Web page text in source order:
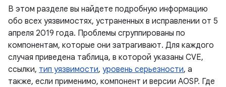
В этом разделе вы найдете подробную информацию
обо всех уязвимостях, устраненных в исправлении от 5
апреля 2019 года. Проблемы сгруппированы по
компонентам, которые они затрагивают. Для каждого
случая приведена таблица, в которой указаны CVE,
ссылки, тип уязвимости, уровень серьезности, а
также, если применимо, компонент и версии AOSP. Где